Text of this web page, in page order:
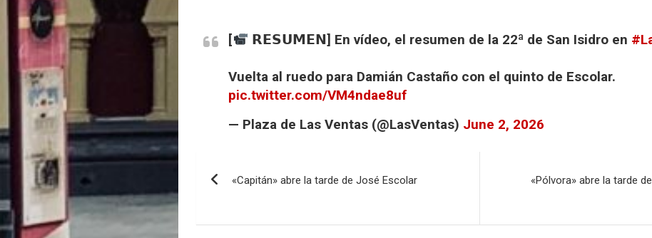
[ 𝗥𝗘𝗦𝗨𝗠𝗘𝗡] En vídeo, el resumen de la 22ª de San Isidro en
Vuelta al ruedo para Damián Castaño con el quinto de Escolar.
pic.twitter.com/VM4ndae8uf
— Plaza de Las Ventas (@LasVentas) June 2, 2026
«Capitán» abre la tarde de José Escolar
«Pólvora» abre la tarde